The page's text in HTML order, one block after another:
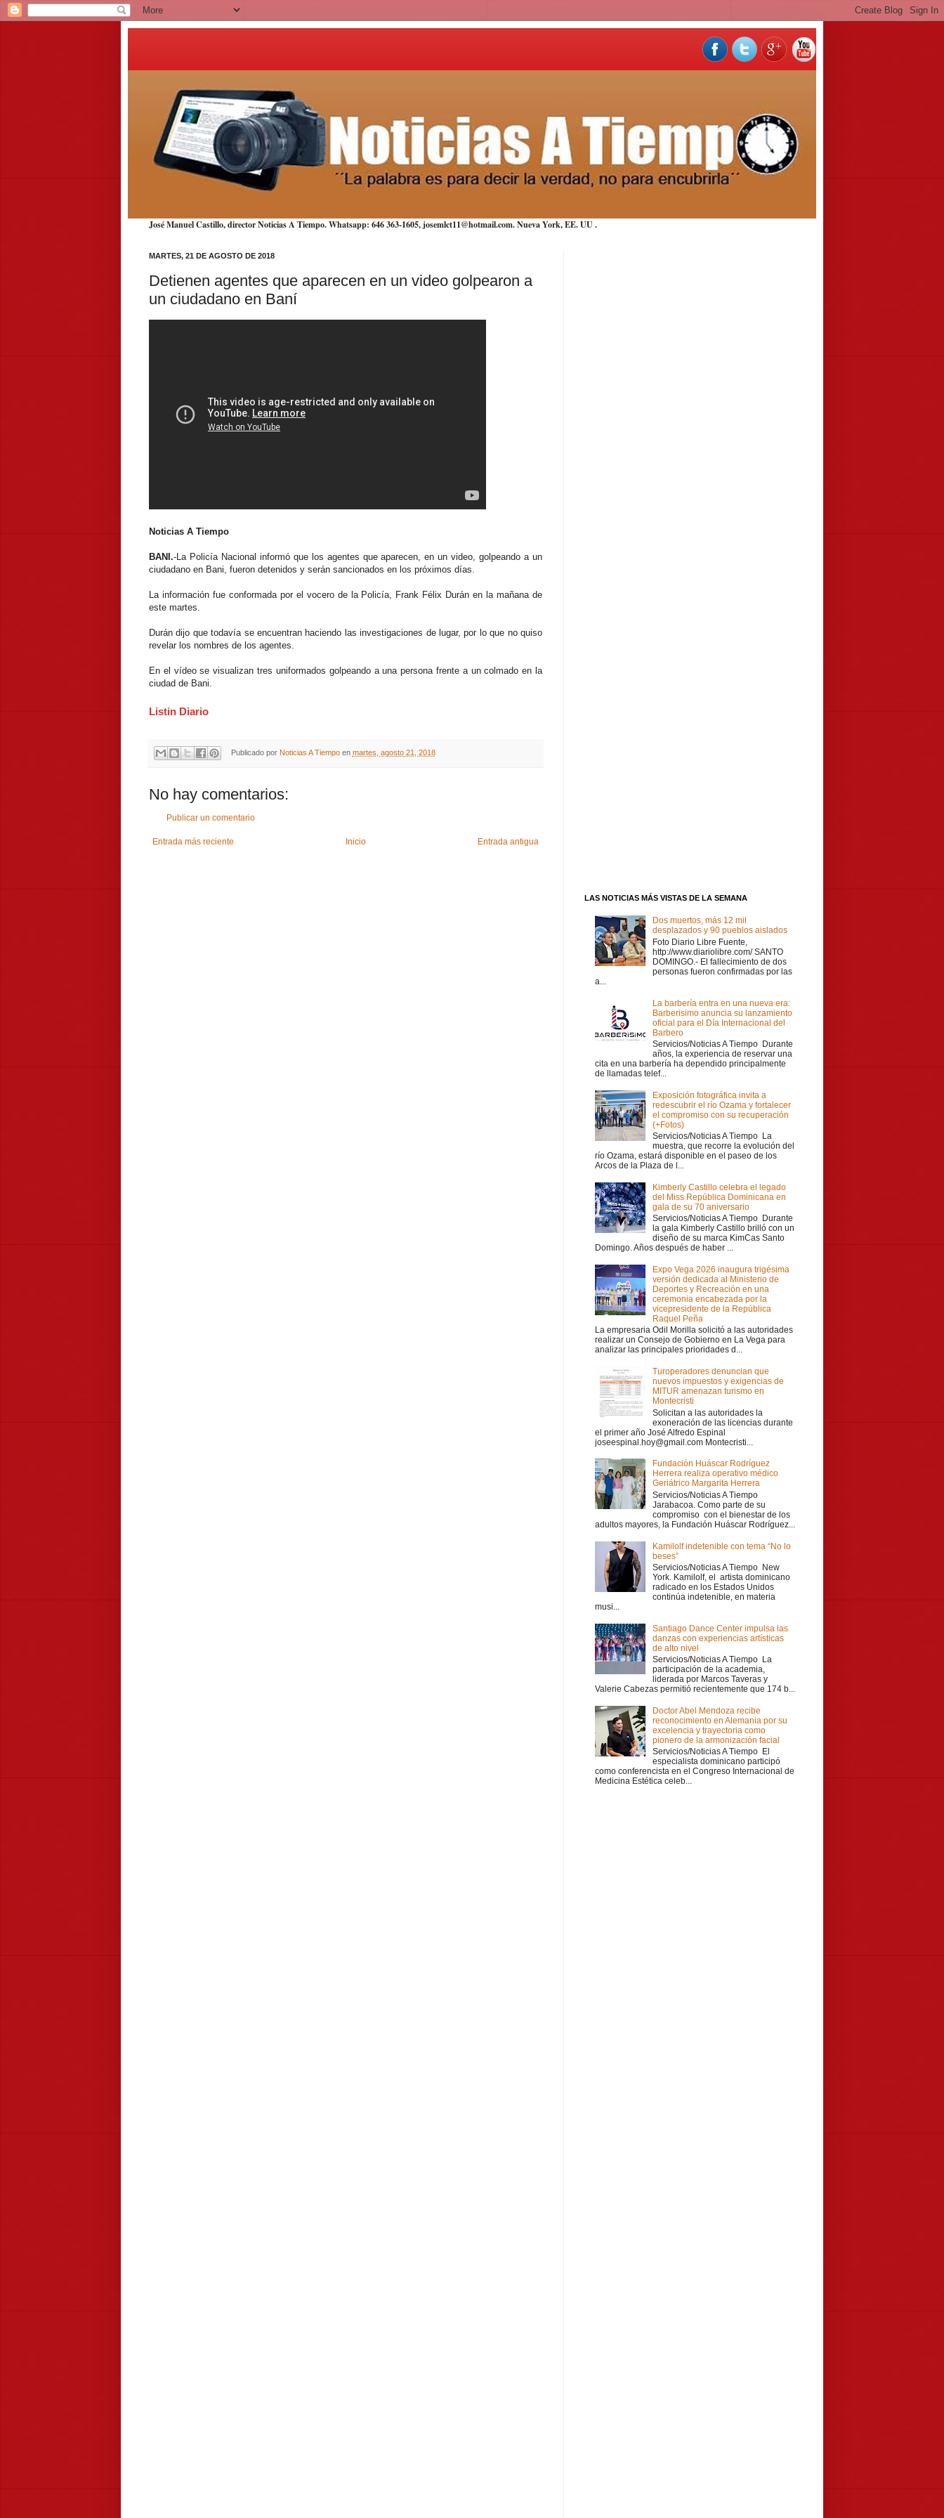
José Manuel Castillo, director Noticias A Tiempo. Whatsapp: 646 363-1605, josemlct11@hotmail.com. Nueva York,EE. UU.
MARTES, 21 DE AGOSTO DE 2018
Detienen agentes que aparecen en un video golpearon a
un ciudadano en Baní
Noticias A Tiempo
BANI.-La Policía Nacional informó que los agentes que aparecen, en un video, golpeando a un
ciudadano en Bani, fueron detenidos y serán sancionados en los próximos días.
La información fue conformada por el vocero de la Policía, Frank Félix Durán en la mañana de
este martes.
Durán dijo que todavía se encuentran haciendo las investigaciones de lugar, por lo que no quiso
revelar los nombres de los agentes.
En el vídeo se visualizan tres uniformados golpeando a una persona frente a un colmado en la
ciudad de Bani.
Listin Diario
Publicado por Noticias A Tiempo en martes, agosto 21, 2018
No hay comentarios:
Publicar un comentario
Entrada más reciente Entrada antigua
Inicio
LAS NOTICIAS MÁS VISTAS DE LA SEMANA
Dos muertos, más 12 mil
desplazados y 90 pueblos aislados
Foto Diario Libre Fuente,
http://www.diariolibre.com/ SANTO
DOMINGO.- El fallecimiento de dos
personas fueron confirmadas por las
a...
La barbería entra en una nueva era:
Barberisimo anuncia su lanzamiento
oficial para el Día Internacional del
Barbero
Servicios/Noticias A Tiempo Durante
años, la experiencia de reservar una
cita en una barbería ha dependido principalmente
de llamadas telef...
Exposición fotográfica invita a
redescubrir el río Ozama y fortalecer
el compromiso con su recuperación
(+Fotos)
Servicios/Noticias A Tiempo La
muestra, que recorre la evolución del
río Ozama, estará disponible en el paseo de los
Arcos de la Plaza de l...
Kimberly Castillo celebra el legado
del Miss República Dominicana en
gala de su 70 aniversario
Servicios/Noticias A Tiempo Durante
la gala Kimberly Castillo brilló con un
diseño de su marca KimCas Santo
Domingo. Años después de haber ...
Expo Vega 2026 inaugura trigésima
versión dedicada al Ministerio de
Deportes y Recreación en una
ceremonia encabezada por la
vicepresidente de la República
Raquel Peña
La empresaria Odil Morilla solicitó a las autoridades
realizar un Consejo de Gobierno en La Vega para
analizar las principales prioridades d...
Turoperadores denuncian que
nuevos impuestos y exigencias de
MITUR amenazan turismo en
Montecristi
Solicitan a las autoridades la
exoneración de las licencias durante
el primer año José Alfredo Espinal
joseespinal.hoy@gmail.com Montecristi...
Fundación Huáscar Rodríguez
Herrera realiza operativo médico
Geriátrico Margarita Herrera
Servicios/Noticias A Tiempo
Jarabacoa. Como parte de su
compromiso con el bienestar de los
adultos mayores, la Fundación Huáscar Rodríguez...
Kamilolf indetenible con tema “No lo
beses”
Servicios/Noticias A Tiempo New
York. Kamilolf, el artista dominicano
radicado en los Estados Unidos
continúa indetenible, en materia
musi...
Santiago Dance Center impulsa las
danzas con experiencias artísticas
de alto nivel
Servicios/Noticias A Tiempo La
participación de la academia,
liderada por Marcos Taveras y
Valerie Cabezas permitió recientemente que 174 b...
Doctor Abel Mendoza recibe
reconocimiento en Alemania por su
excelencia y trayectoria como
pionero de la armonización facial
Servicios/Noticias A Tiempo El
especialista dominicano participó
como conferencista en el Congreso Internacional de
Medicina Estética celeb...